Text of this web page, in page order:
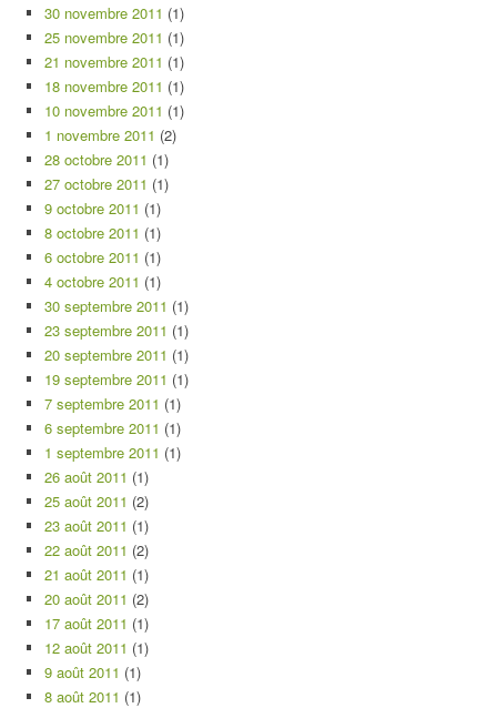
30 novembre 2011 (1)
25 novembre 2011 (1)
21 novembre 2011 (1)
18 novembre 2011 (1)
10 novembre 2011 (1)
1 novembre 2011 (2)
28 octobre 2011 (1)
27 octobre 2011 (1)
9 octobre 2011 (1)
8 octobre 2011 (1)
6 octobre 2011 (1)
4 octobre 2011 (1)
30 septembre 2011 (1)
23 septembre 2011 (1)
20 septembre 2011 (1)
19 septembre 2011 (1)
7 septembre 2011 (1)
6 septembre 2011 (1)
1 septembre 2011 (1)
26 août 2011 (1)
25 août 2011 (2)
23 août 2011 (1)
22 août 2011 (2)
21 août 2011 (1)
20 août 2011 (2)
17 août 2011 (1)
12 août 2011 (1)
9 août 2011 (1)
8 août 2011 (1)